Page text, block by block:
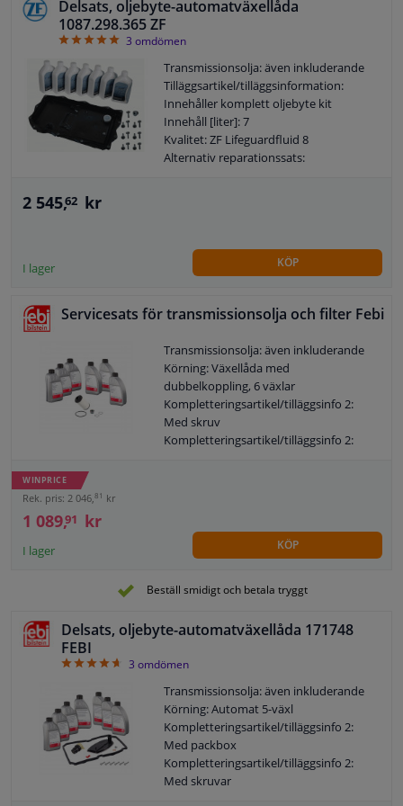
Fönster & Tillbehör
Interiör & bilklädsel
Bilvård & Tillbehör
Sensorer & Elsystem
Delsats, oljebyte-automatväxellåda
1087.298.365 ZF
53 omdömen
Transmissionsolja: även inkluderande
Tilläggsartikel/tilläggsinformation:
Innehåller komplett oljebyte kit
Innehåll [liter]: 7
Kvalitet: ZF Lifeguardfluid 8
Alternativ reparationssats:
2 545,62 kr
I lager KÖP
Servicesats för transmissionsolja och filter Febi
Transmissionsolja: även inkluderande
Körning: Växellåda med
dubbelkoppling, 6 växlar
Kompletteringsartikel/tilläggsinfo 2:
Med skruv
Kompletteringsartikel/tilläggsinfo 2:
tätning
Växellåds-ID: DQ250
Rekommenderad bytesintervall [km]:
Garanti: 2 år
Färg på driftvätska: Gul
Observera serviceinformationen
WINPRICE
Rek. pris: 2 046,81 kr
1 089,91 kr
I lager KÖP
Beställ smidigt och betala tryggt
Delsats, oljebyte-automatväxellåda 171748
FEBI
4.67
3 omdömen
Transmissionsolja: även inkluderande
Körning: Automat 5-växl
Kompletteringsartikel/tilläggsinfo 2:
Med packbox
Kompletteringsartikel/tilläggsinfo 2:
Med skruvar